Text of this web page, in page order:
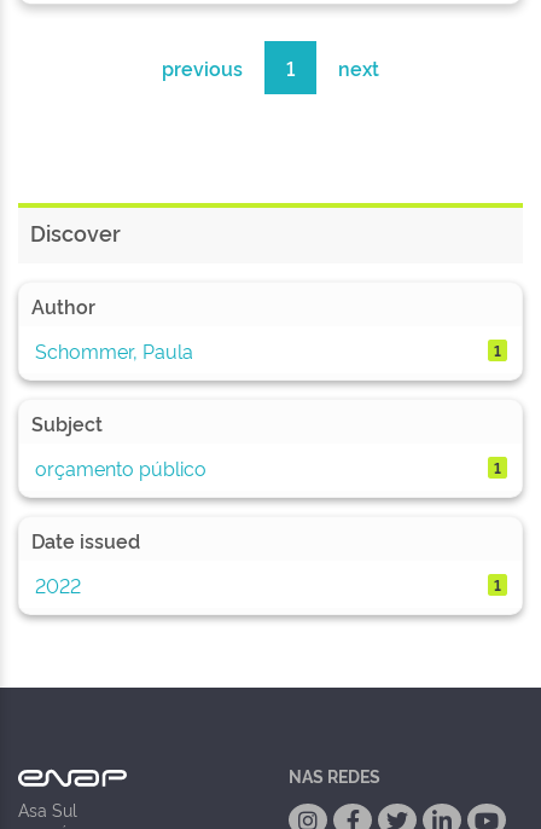
previous 1 next
Discover
Author
Schommer, Paula
1
Subject
orçamento público
1
Date issued
2022
1
Asa Sul
NAS REDES